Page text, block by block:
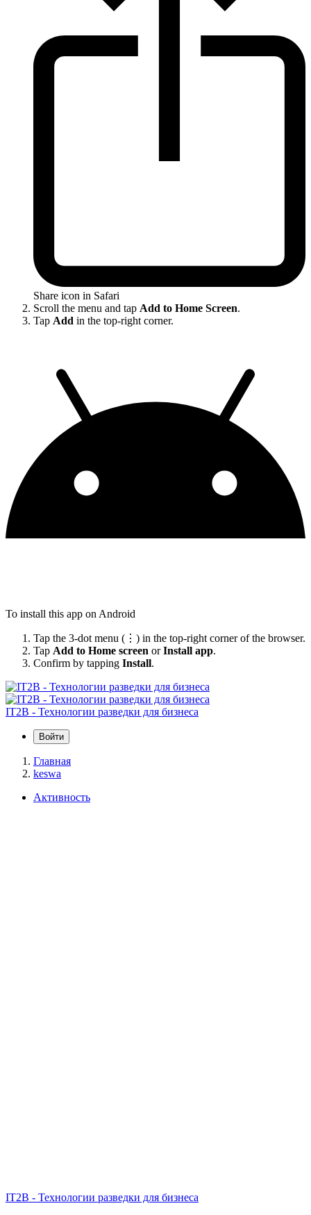
Share icon in Safari
Scroll the menu and tap Add to Home Screen.
Tap Add in the top-right corner.
To install this app on Android
Tap the 3-dot menu (⋮) in the top-right corner of the browser.
Tap Add to Home screen orInstall app.
Confirm by tapping Install.
IT2B - Технологии разведки для бизнеса
Войти
Главная
keswa
Активность
IT2B - Технологии разведки для бизнеса